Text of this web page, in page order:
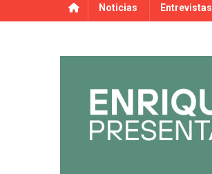
Noticias Entrevistas